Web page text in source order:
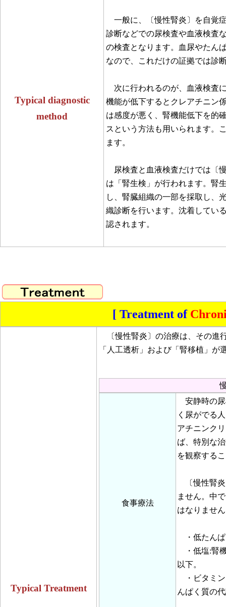
Typical diagnostic
method
一般に、〔慢性腎炎〕を自覚
診断などでの尿検査や血液検査
の検査となります。血尿やたん
なので、これだけの証拠では診
次に行われるのが、血液検査
機能が低下するとクレアチニン
は感度が悪く、腎機能低下を的
スという方法も用いられます。
ます。
尿検査と血液検査だけでは〔
は「腎生検」が行われます。腎
し、腎臓組織の一部を採取し、
織診断を行います。沈着してい
認されます。
[ Treatment of
Typical Treatment
〔慢性腎炎〕の治療は、その進
「人工透析」および「腎移植」が
食事療法
安静時の尿
く尿がでる
アチニンク
ば、特別な
を観察する
〔慢性腎炎
ません。中
はなりませ
・低たんぱ
・低塩:腎
以下。
・ビタミン
んぱく質の